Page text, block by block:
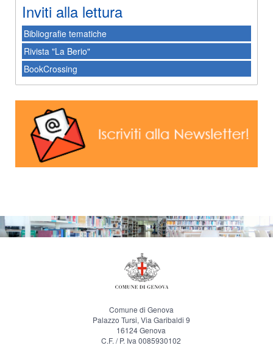
Inviti alla lettura
Bibliografie tematiche
Rivista "La Berio"
BookCrossing
Comune di Genova
Palazzo Tursi, Via Garibaldi 9
16124 Genova
C.F. / P. Iva 0085930102